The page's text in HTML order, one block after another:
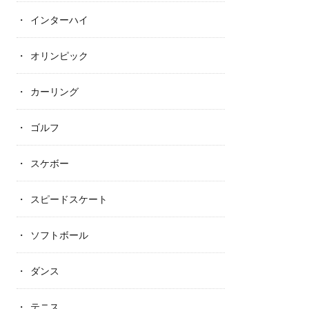
インターハイ
オリンピック
カーリング
ゴルフ
スケボー
スピードスケート
ソフトボール
ダンス